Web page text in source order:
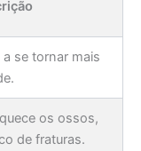
se tornar mais
os ossos,
de fraturas.